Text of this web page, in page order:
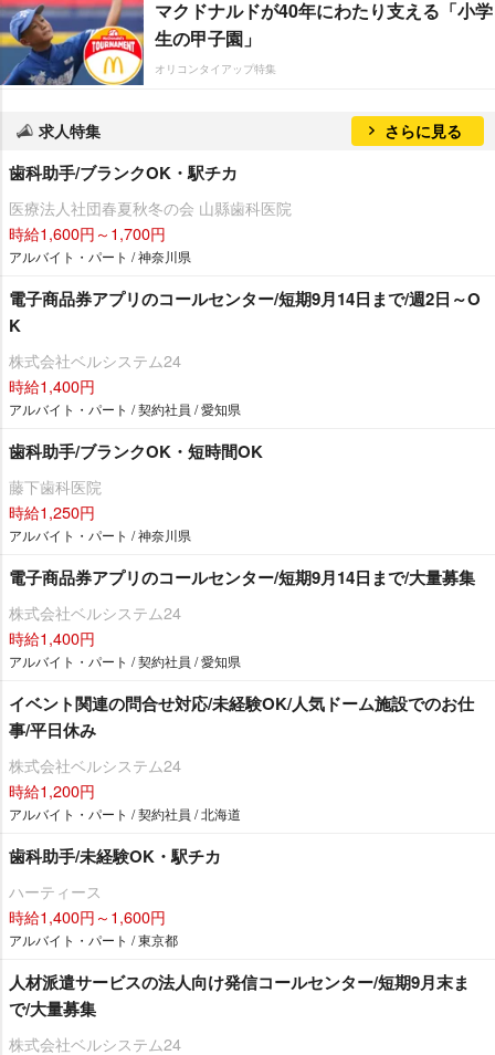
マクドナルドが40年にわたり支える「小学
生の甲子園」
オリコンタイアップ特集
求人特集 さらに見る
歯科助手/ブランクOK・駅チカ
医療法人社団春夏秋冬の会 山縣歯科医院
時給1,600円～1,700円
アルバイト・パート / 神奈川県
電子商品券アプリのコールセンター/短期9月14日まで/週2日～O
K
株式会社ベルシステム24
時給1,400円
アルバイト・パート / 契約社員 / 愛知県
歯科助手/ブランクOK・短時間OK
藤下歯科医院
時給1,250円
アルバイト・パート / 神奈川県
電子商品券アプリのコールセンター/短期9月14日まで/大量募集
株式会社ベルシステム24
時給1,400円
アルバイト・パート / 契約社員 / 愛知県
イベント関連の問合せ対応/未経験OK/人気ドーム施設でのお仕
事/平日休み
株式会社ベルシステム24
時給1,200円
アルバイト・パート / 契約社員 / 北海道
歯科助手/未経験OK・駅チカ
ハーティース
時給1,400円～1,600円
アルバイト・パート / 東京都
人材派遣サービスの法人向け発信コールセンター/短期9月末ま
で/大量募集
株式会社ベルシステム24